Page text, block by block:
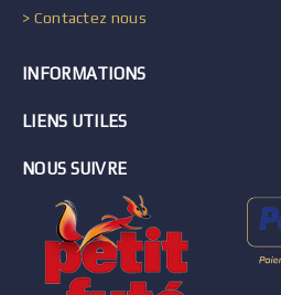
> Contactez nous
INFORMATIONS
LIENS UTILES
NOUS SUIVRE